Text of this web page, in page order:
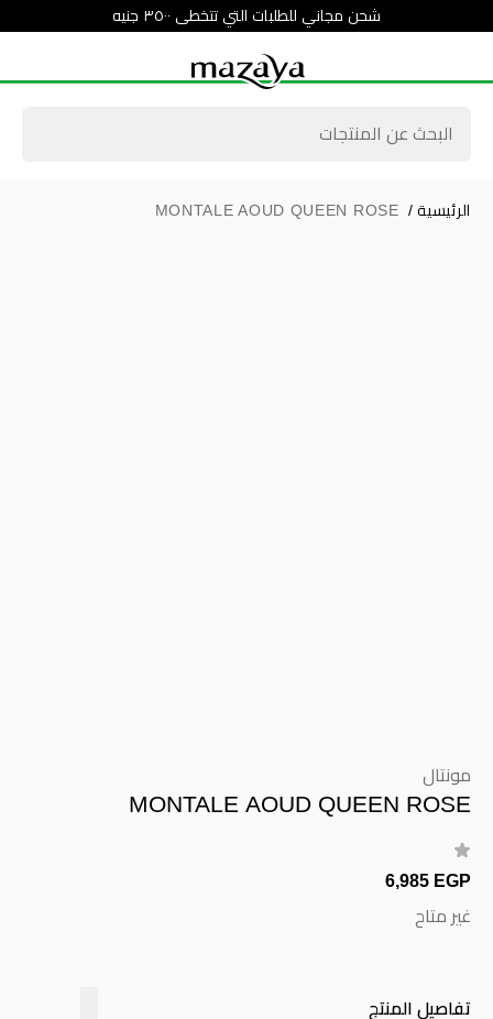
شحن مجاني للطلبات التي تتخطى ٣٥٠٠ جنيه
الرئيسية /
MONTALE AOUD QUEEN ROSE
مونتال
MONTALE AOUD QUEEN ROSE
6,985 EGP
غير متاح
تفاصيل المنتج